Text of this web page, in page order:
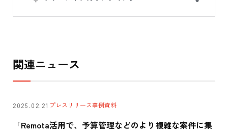
関連ニュース
2025.02.21 プレスリリース事例資料
「Remota活用で、予算管理などのより複雑な案件に集